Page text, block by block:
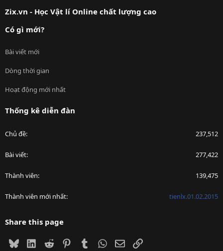
Zix.vn - Học Vật lí Online chất lượng cao
Có gì mới?
Bài viết mới
Dòng thời gian
Hoạt động mới nhất
Thống kê diễn đàn
Chủ đề 237,512
Bài viết 277,422
Thành viên 139,475
Thành viên mới nhất tienlx.01.02.2015
Share this page
BlueskyLinkedIn
Reddit PinterestTumblrWhatsApp
EmailLink